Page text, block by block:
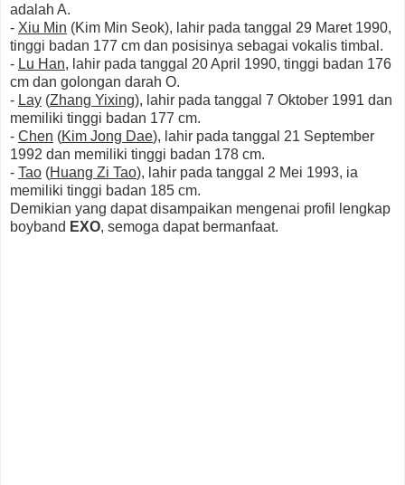
adalah A.
- Xiu Min (Kim Min Seok), lahir pada tanggal 29 Maret 1990,
tinggi badan 177 cm dan posisinya sebagai vokalis timbal.
- Lu Han, lahir pada tanggal 20 April 1990, tinggi badan 176
cm dan golongan darah O.
- Lay (Zhang Yixing), lahir pada tanggal 7 Oktober 1991 dan
memiliki tinggi badan 177 cm.
- Chen (Kim Jong Dae), lahir pada tanggal 21 September
1992 dan memiliki tinggi badan 178 cm.
- Tao (Huang Zi Tao), lahir pada tanggal 2 Mei 1993, ia
memiliki tinggi badan 185 cm.
Demikian yang dapat disampaikan mengenai profil lengkap
boyband EXO, semoga dapat bermanfaat.